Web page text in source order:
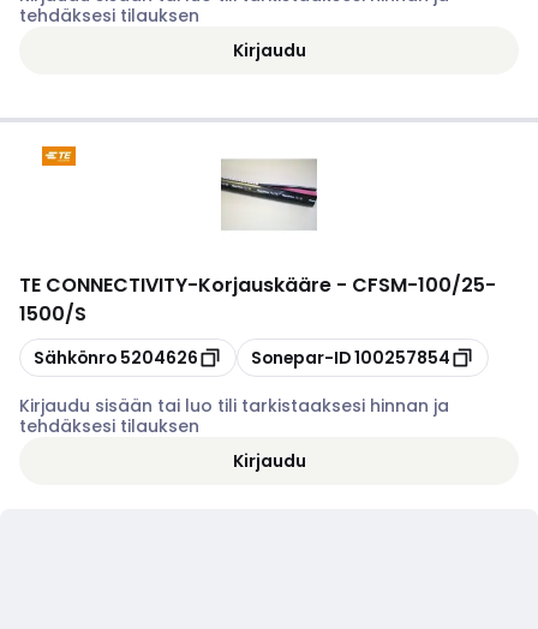
tehdäksesi tilauksen
Kirjaudu
TE CONNECTIVITY-Korjauskääre - CFSM-100/25-
1500/S
Kopioi
Sähkönro 5204626 Kopioi
Sonepar-ID100257854
Kirjaudu sisään tai luo tili tarkistaaksesi hinnan ja
tehdäksesi tilauksen
Kirjaudu